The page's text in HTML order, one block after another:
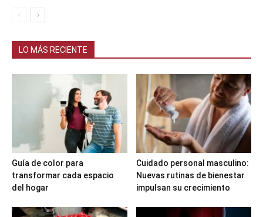
LO MÁS RECIENTE
Guía de color para
transformar cada espacio
del hogar
Cuidado personal masculino:
Nuevas rutinas de bienestar
impulsan su crecimiento